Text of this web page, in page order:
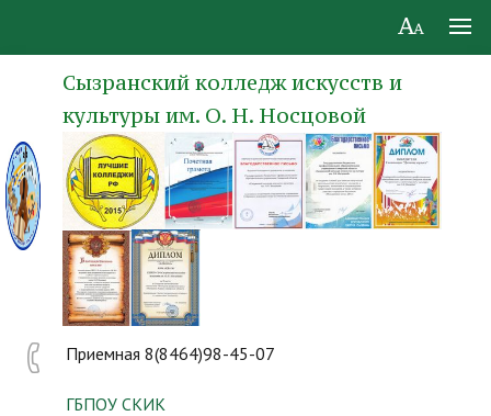
Сызранский колледж искусств и
культуры им. О. Н. Носцовой
Приемная 8(8464)98-45-07
ГБПОУ СКИК